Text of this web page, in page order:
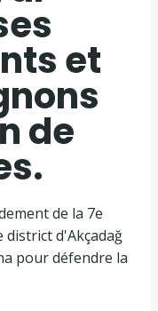
et
de
de la 7e
district d'Akçadağ
pour défendre la